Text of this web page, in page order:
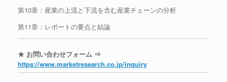
第10章：産業の上流と下流を含む産業チェーンの分析
第11章：レポートの要点と結論
★ お問い合わせフォーム ⇒
https://www.marketresearch.co.jp/inquiry